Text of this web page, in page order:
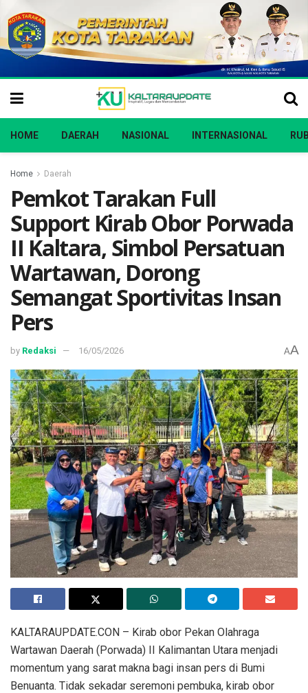
HOME DAERAH NASIONAL INTERNASIONAL
Home Daerah
Pemkot Tarakan Full
Support Kirab Obor Porwada
II Kaltara, Simbol Persatuan
Wartawan, Dorong
Semangat Sportivitas Insan
Pers
by Redaksi 16/05/2026 AA
KALTARAUPDATE.CON – Kirab obor Pekan Olahraga
Wartawan Daerah (Porwada) II Kalimantan Utara menjadi
momentum yang sarat makna bagi insan pers di Bumi
Benuanta. Tidak sekadar seremoni pembuka, kirab obor